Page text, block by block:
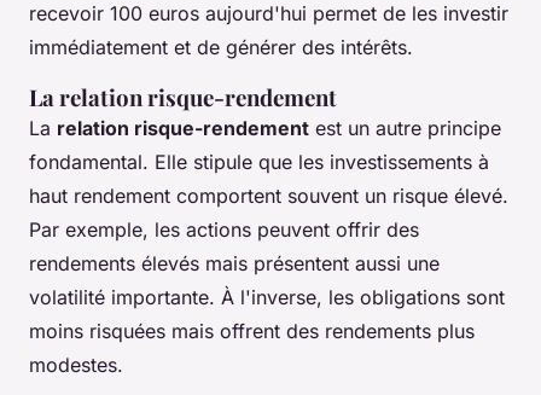
recevoir 100 euros aujourd'hui permet de les investir
immédiatement et de générer des intérêts.
La relation risque-rendement
La relation risque-rendement est un autre principe
fondamental. Elle stipule que les investissements à
haut rendement comportent souvent un risque élevé.
Par exemple, les actions peuvent offrir des
rendements élevés mais présentent aussi une
volatilité importante. À l'inverse, les obligations sont
moins risquées mais offrent des rendements plus
modestes.